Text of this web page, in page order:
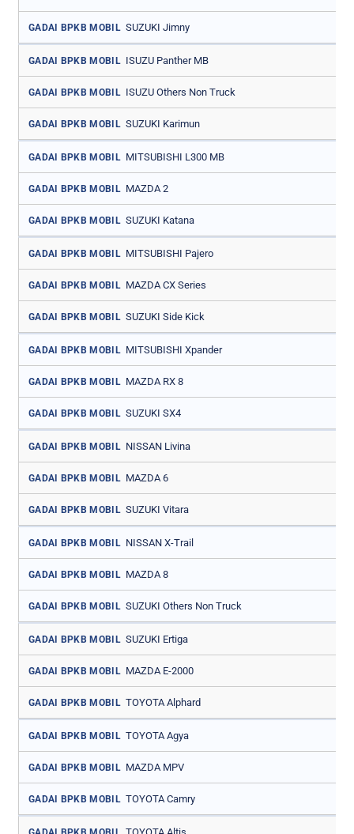
GADAI BPKB MOBIL SUZUKI Jimny
GADAI BPKB MOBIL ISUZU Panther MB
GADAI BPKB MOBIL ISUZU Others Non Truck
GADAI BPKB MOBIL SUZUKI Karimun
GADAI BPKB MOBIL MITSUBISHI L300 MB
GADAI BPKB MOBIL MAZDA 2
GADAI BPKB MOBIL SUZUKI Katana
GADAI BPKB MOBIL MITSUBISHI Pajero
GADAI BPKB MOBIL MAZDA CX Series
GADAI BPKB MOBIL SUZUKI Side Kick
GADAI BPKB MOBIL MITSUBISHI Xpander
GADAI BPKB MOBIL MAZDA RX 8
GADAI BPKB MOBIL SUZUKI SX4
GADAI BPKB MOBIL NISSAN Livina
GADAI BPKB MOBIL MAZDA 6
GADAI BPKB MOBIL SUZUKI Vitara
GADAI BPKB MOBIL NISSAN X-Trail
GADAI BPKB MOBIL MAZDA 8
GADAI BPKB MOBIL SUZUKI Others Non Truck
GADAI BPKB MOBIL SUZUKI Ertiga
GADAI BPKB MOBIL MAZDA E-2000
GADAI BPKB MOBIL TOYOTA Alphard
GADAI BPKB MOBIL TOYOTA Agya
GADAI BPKB MOBIL MAZDA MPV
GADAI BPKB MOBIL TOYOTA Camry